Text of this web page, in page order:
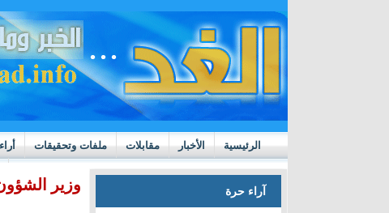
الرئيسية الأخبار مقابلات ملفات وتحقيقات
https://m.youtube.com/watch?v=GN10qW4W4hQ
آراء حرة وزير